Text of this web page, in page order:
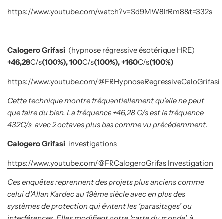
https://www.youtube.com/watch?v=Sd9MW8lfRm8&t=332s
Calogero Grifasi (hypnose régressive ésotérique HRE)
+46,28C/s(100%), 100C/s(100%), +160C/s(100%)
https://www.youtube.com/@FRHypnoseRegressiveCaloGrifasi
Cette technique montre fréquentiellement qu’elle ne peut
que faire du bien. La fréquence +46,28 C/sest la fréquence
432C/s avec 2 octaves plus bas comme vu précédemment.
Calogero Grifasi investigations
https://www.youtube.com/@FRCalogeroGrifasiInvestigation
Ces enquêtes reprennent des projets plus anciens comme
celui d’Allan Kardec au 19ème siècle avec en plus des
systèmes de protection qui évitent les ‘parasitages’ ou